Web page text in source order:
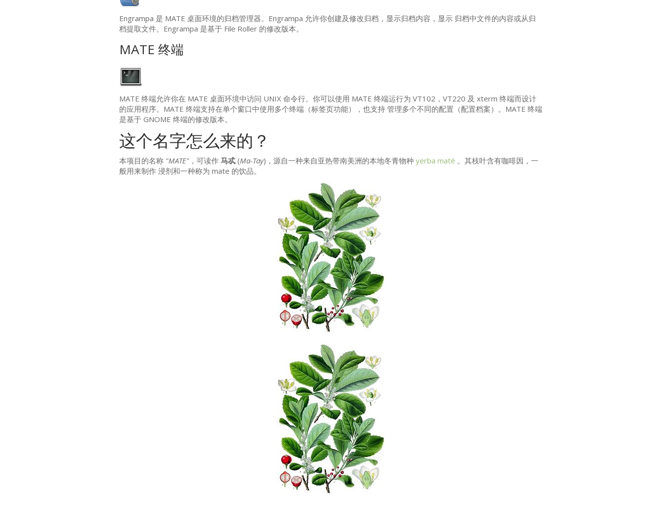
Engrampa 是 MATE 桌面环境的归档管理器。Engrampa 允许你创建及修改归档，显示归档内容，显示 归档中文件的内容或从归
档提取文件。Engrampa 是基于 File Roller 的修改版本。
MATE 终端
MATE 终端允许你在 MATE 桌面环境中访问 UNIX命令行。你可以使用 MATE 终端运行为 VT102 ， VT220 及 xterm 终端而设计
的应用程序。 MATE 终端支持在单个窗口中使用多个终端（标签页功能），也支持 管理多个不同的配置（配置档案）。 MATE 终端
是基于 GNOME 终端的修改版本。
这个名字怎么来的？
本项目的名称 "MATE"，可读作 马忒(Ma-Tay)，源自一种来自亚热带南美洲的本地冬青物种 yerba maté 。其枝叶含有咖啡因，一
般用来制作 浸剂和一种称为 mate 的饮品。